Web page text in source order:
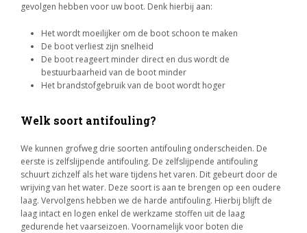
gevolgen hebben voor uw boot. Denk hierbij aan:
Het wordt moeilijker om de boot schoon te maken
De boot verliest zijn snelheid
De boot reageert minder direct en dus wordt de
bestuurbaarheid van de boot minder
Het brandstofgebruik van de boot wordt hoger
Welk soort antifouling?
We kunnen grofweg drie soorten antifouling onderscheiden. De
eerste is zelfslijpende antifouling. De zelfslijpende antifouling
schuurt zichzelf als het ware tijdens het varen. Dit gebeurt door de
wrijving van het water. Deze soort is aan te brengen op een oudere
laag. Vervolgens hebben we de harde antifouling. Hierbij blijft de
laag intact en logen enkel de werkzame stoffen uit de laag
gedurende het vaarseizoen. Voornamelijk voor boten die